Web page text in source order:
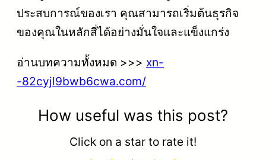
ประสบการณ์ของเรา คุณสามารถเริ่มต้นธุรกิจ
ของคุณในหลักสี่ได้อย่างมั่นใจและแข็งแกร่ง
อ่านบทความทั้งหมด >>> xn-
-82cyjl9bwb6cwa.com/
How useful was this post?
Click on a star to rate it!